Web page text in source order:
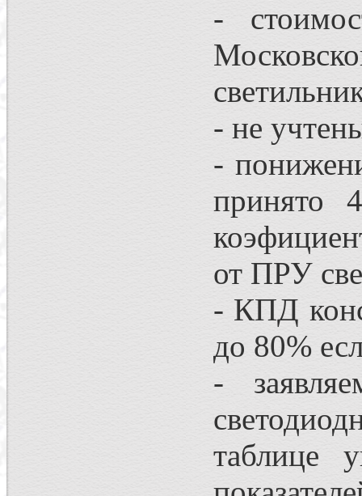
-
- не
-
принято
от ПРУ
- КПД
до 80%
-
таблице